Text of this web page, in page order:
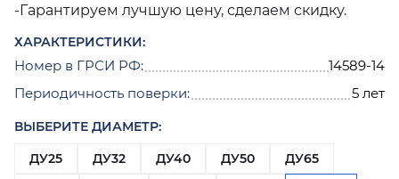
-Гарантируем лучшую цену, сделаем скидку.
ХАРАКТЕРИСТИКИ:
Номер в ГРСИ РФ:
14589-14
Периодичность поверки:
5 лет
ВЫБЕРИТЕ ДИАМЕТР:
ДУ25
ДУ32 ДУ40 ДУ50
ДУ65